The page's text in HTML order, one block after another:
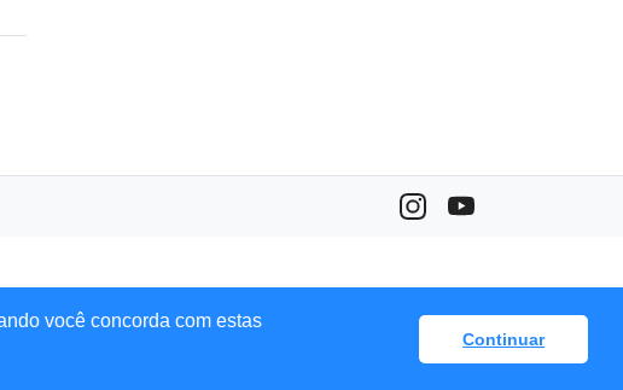
você concorda com estas
Continuar